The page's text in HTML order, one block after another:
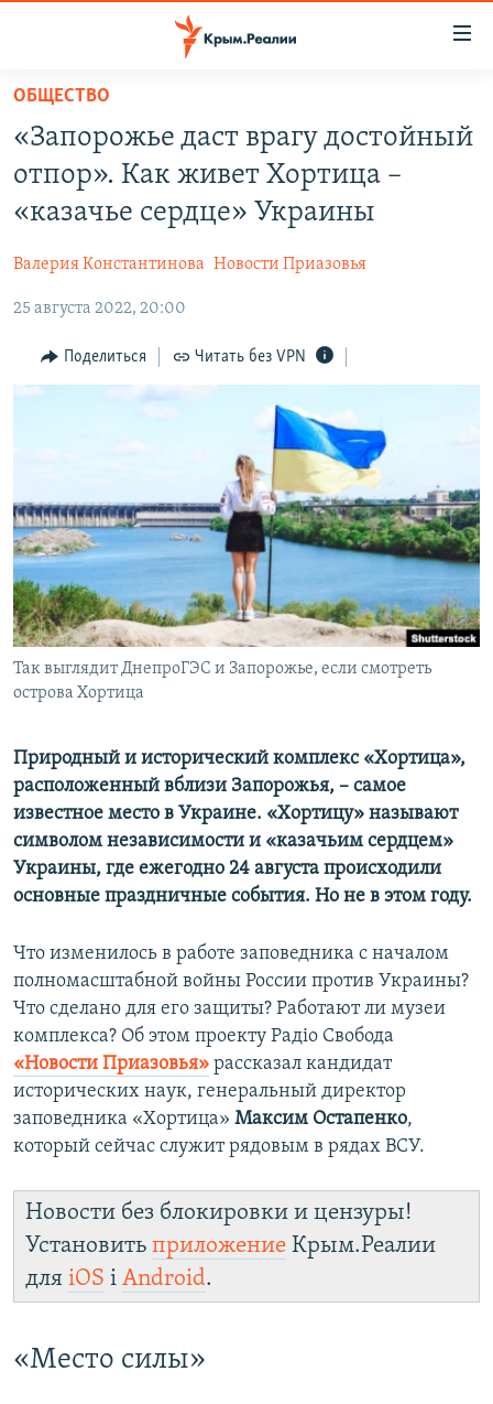
Вернуться
основному
содержанию
Вернутся
главной
навигации
Вернутся
поиску
СПЕЦПРОЕКТЫ
11 ЛЕТ ОККУПАЦИИ КРЫМА. 11 ИСТОРИЙ СОПРОТИВЛЕНИЯ
ЕЩЕ
ИНТЕРАКТИВ
ИНФОГРАФИКА
ТЕЛЕПРОЕКТ КРЫМ.РЕАЛИИ
ПОБЕДИТЕЛЕЙ НЕ СУДЯТ?
КРЫМ.НЕПОКОРЕННЫЙ
ELIFBE
УКРАИНСКАЯ ПРОБЛЕМА КРЫМА
РАДІО СВОБОДА
КАК ОБОЙТИ БЛОКИРОВКУ
Qırımtatar
ПРИСОЕДИНЯЙТЕСЬ!
Все сайты RFE/RL
ОБЩЕСТВО
«Запорожье даст врагу достойный
отпор». Как живет Хортица –
«казачье сердце» Украины
Валерия Константинова Новости Приазовья
25 августа 2022, 20:00
Поделиться Читать без VPN
Так выглядит ДнепроГЭС и Запорожье, если смотреть
острова Хортица
Природный и исторический комплекс «Хортица»,
расположенный вблизи Запорожья, – самое
известное место в Украине. «Хортицу» называют
символом независимости и «казачьим сердцем»
Украины, где ежегодно 24 августа происходили
основные праздничные события. Но не в этом году.
Что изменилось в работе заповедника с началом
полномасштабной войны России против Украины?
Что сделано для его защиты? Работают ли музеи
комплекса? Об этом проекту Радіо Свобода
«Новости Приазовья» рассказал кандидат
исторических наук, генеральный директор
заповедника «Хортица» Максим Остапенко,
который сейчас служит рядовым в рядах ВСУ.
Новости без блокировки и цензуры!
Установить приложение Крым.Реалии
для iOS і Android.
«Место силы»